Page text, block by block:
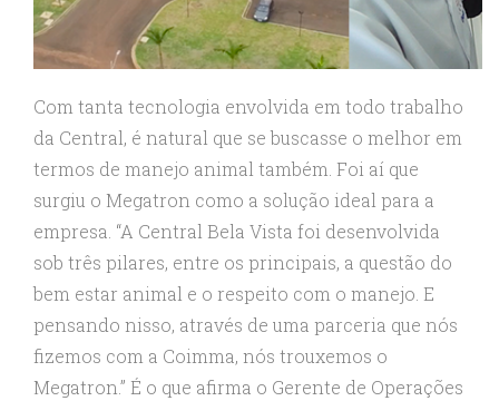
Com tanta tecnologia envolvida em todo trabalho
da Central, é natural que se buscasse o melhor em
termos de manejo animal também. Foi aí que
surgiu o Megatron como a solução ideal para a
empresa. “A Central Bela Vista foi desenvolvida
sob três pilares, entre os principais, a questão do
bem estar animal e o respeito com o manejo. E
pensando nisso, através de uma parceria que nós
fizemos com a Coimma, nós trouxemos o
Megatron.” É o que afirma o Gerente de Operações